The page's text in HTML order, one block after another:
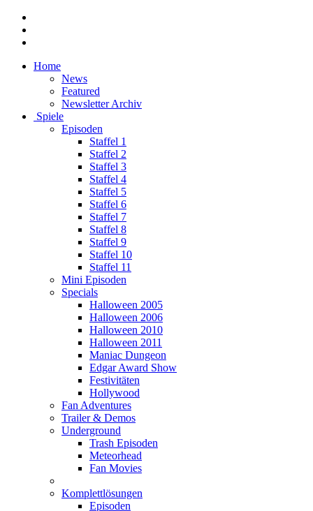
Home
News
Featured
Newsletter Archiv
Spiele
Episoden
Staffel 1
Staffel 2
Staffel 3
Staffel 4
Staffel 5
Staffel 6
Staffel 7
Staffel 8
Staffel 9
Staffel 10
Staffel 11
Mini Episoden
Specials
Halloween 2005
Halloween 2006
Halloween 2010
Halloween 2011
Maniac Dungeon
Edgar Award Show
Festivitäten
Hollywood
Fan Adventures
Trailer & Demos
Underground
Trash Episoden
Meteorhead
Fan Movies
Komplettlösungen
Episoden